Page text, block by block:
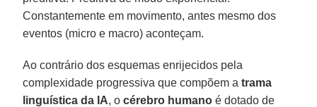
Constantemente em movimento, antes mesmo dos
eventos (micro e macro) aconteçam.
Ao contrário dos esquemas enrijecidos pela
complexidade progressiva que compõem atrama
linguística da IA, océrebro humano é dotado de